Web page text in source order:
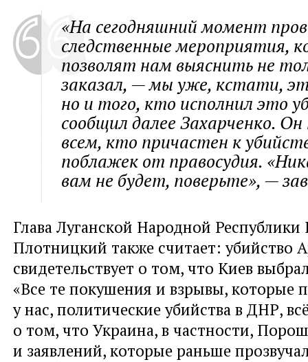
«На сегодняшний момент
следственные мероприятия,
позволят нам выяснить не
заказал, — мы уже, кстати,
но и того, кто исполнил это
сообщил далее Захарченко.
всем, кто причастен к
поблажек от правосудия.
вам не будет, поверьте», —
Глава Луганской Народной Республики
Плотницкий также считает: убийство
свидетельствует о том, что Киев
«Все те покушения и взрывы, которые
у нас, политические убийства в ДНР,
о том, что Украина, в частности,
и заявлений, которые раньше